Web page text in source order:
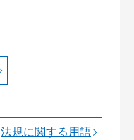
法規に関する用語